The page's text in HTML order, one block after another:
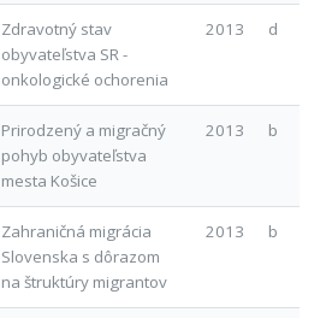
Zdravotný stav
obyvateľstva SR -
onkologické ochorenia
2013 d
Prirodzený a migračný
pohyb obyvateľstva
mesta Košice
2013 b
Zahraničná migrácia
Slovenska s dôrazom
na štruktúry migrantov
2013 b